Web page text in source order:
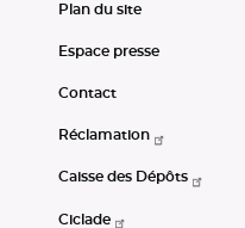
Plan du site
Espace presse
Contact
Réclamation
Caisse des Dépôts
Ciclade